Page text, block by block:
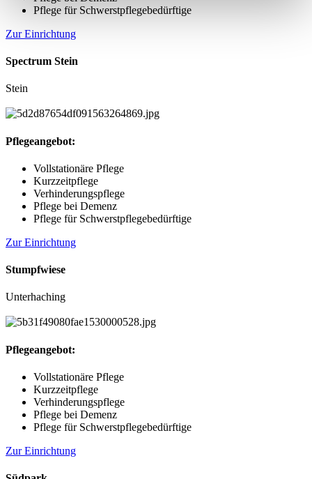
Pflege für Schwerstpflegebedürftige
Zur Einrichtung
Spectrum Stein
Stein
Pflegeangebot:
Vollstationäre Pflege
Kurzzeitpflege
Verhinderungspflege
Pflege bei Demenz
Pflege für Schwerstpflegebedürftige
Zur Einrichtung
Stumpfwiese
Unterhaching
Pflegeangebot:
Vollstationäre Pflege
Kurzzeitpflege
Verhinderungspflege
Pflege bei Demenz
Pflege für Schwerstpflegebedürftige
Zur Einrichtung